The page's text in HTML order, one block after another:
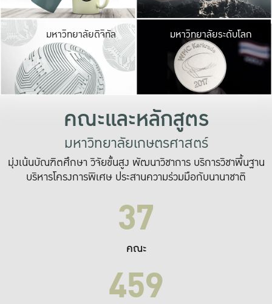
มหาวิทยาลัยดิจิทัล มหาวิ
เปลี่ยนแปลง แล
เพื่อทำง
ระบบสารสนเทศ
มหาวิทยาลัยระดับโลก
คณะและหลักสูตร
มหาวิทยาลัยเกษตรศาสตร์
มุ่งเน้นบัณฑิตศึกษา วิจัยขั้นสูง พัฒนาวิชาการ บริการวิชาพื้นฐาน
บริหารโครงการพิเศษ ประสานความร่วมมือกับนานาชาติ
37
คณะ
459